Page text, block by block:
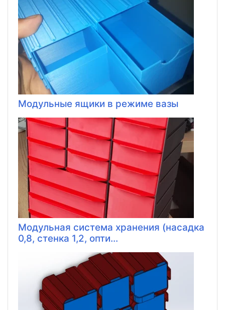
Модульные ящики в режиме вазы
Модульная система хранения (насадка
0,8, стенка 1,2, опти...